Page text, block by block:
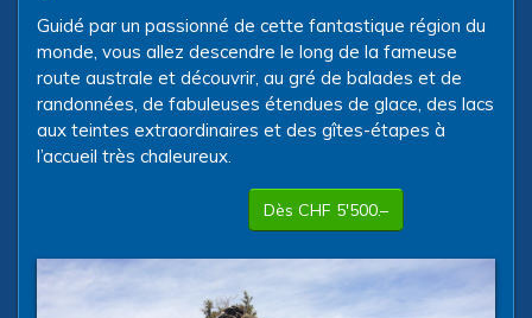
Guidé par un passionné de cette fantastique région du
monde, vous allez descendre le long de la fameuse
route australe et découvrir, au gré de balades et de
randonnées, de fabuleuses étendues de glace, des lacs
aux teintes extraordinaires et des gîtes-étapes à
l’accueil très chaleureux.
Dès CHF 5'500.–